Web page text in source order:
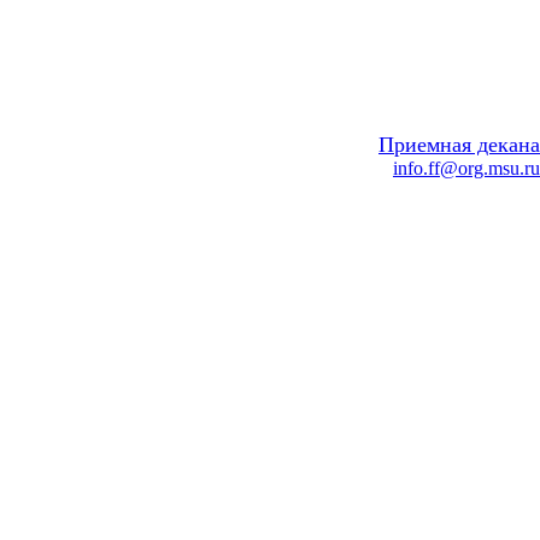
Приемная декана
info.ff@org.msu.ru